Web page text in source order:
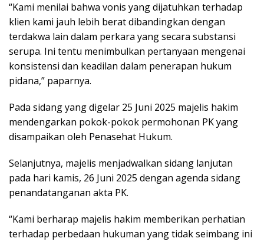
“Kami menilai bahwa vonis yang dijatuhkan terhadap
klien kami jauh lebih berat dibandingkan dengan
terdakwa lain dalam perkara yang secara substansi
serupa. Ini tentu menimbulkan pertanyaan mengenai
konsistensi dan keadilan dalam penerapan hukum
pidana,” paparnya.
Pada sidang yang digelar 25 Juni 2025 majelis hakim
mendengarkan pokok-pokok permohonan PK yang
disampaikan oleh Penasehat Hukum.
Selanjutnya, majelis menjadwalkan sidang lanjutan
pada hari kamis, 26 Juni 2025 dengan agenda sidang
penandatanganan akta PK.
“Kami berharap majelis hakim memberikan perhatian
terhadap perbedaan hukuman yang tidak seimbang ini